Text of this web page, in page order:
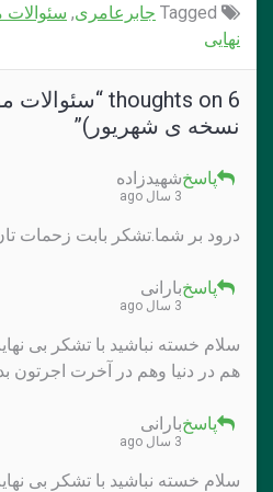
جابرعامری,
نهایی
6 thoughts on “
سئوالات
نسخه ی شهریور)”
پاسخشهیدزاده
3 سال ago
درود بر شما.تشکر بابت زحمات
پاسخبارانی
3 سال ago
سلام خسته نباشید با تشکر بی
هم در دنیا وهم در آخرت اجرتون
پاسخبارانی
3 سال ago
سلام خسته نباشید با تشکر بی